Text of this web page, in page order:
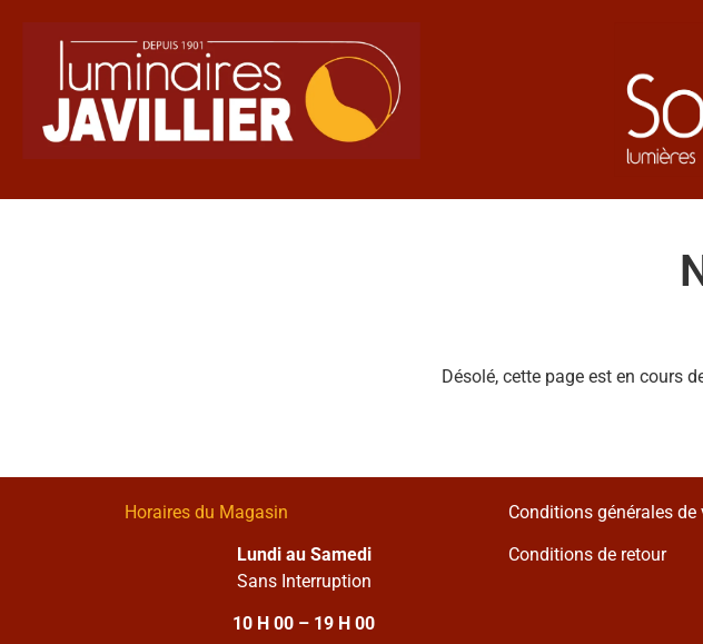
Désolé, cette page est en cours
Horaires du Magasin
Lundi au Samedi
Sans Interruption
10 H 00 – 19 H 00
Conditions générales de
Conditions de retour